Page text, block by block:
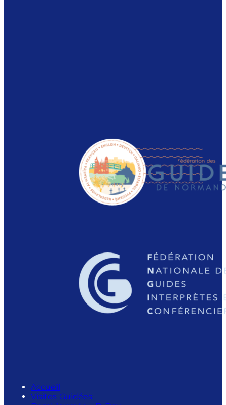
Accueil
Visites Guidées